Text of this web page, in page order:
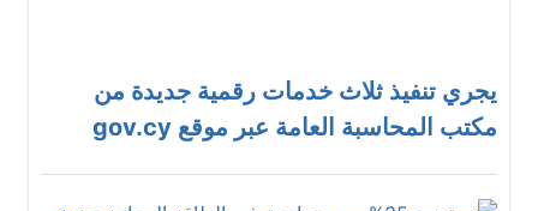
يجري تنفيذ ثلاث خدمات رقمية جديدة من
مكتب المحاسبة العامة عبر موقع gov.cy